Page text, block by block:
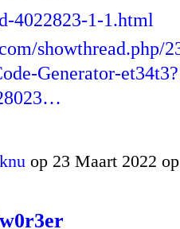
4022823-1-1.html
showthread.php/
Generator-et34t3?
op 23 Maart 2022